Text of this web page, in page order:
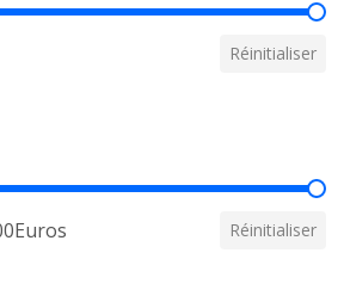
Réinitialiser
Réinitialiser